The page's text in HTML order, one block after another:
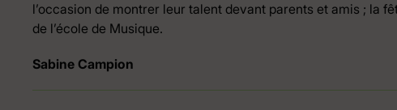
l’occasion de montrer leur talent devant parents et amis ; la
de l’école de Musique.
Sabine Campion